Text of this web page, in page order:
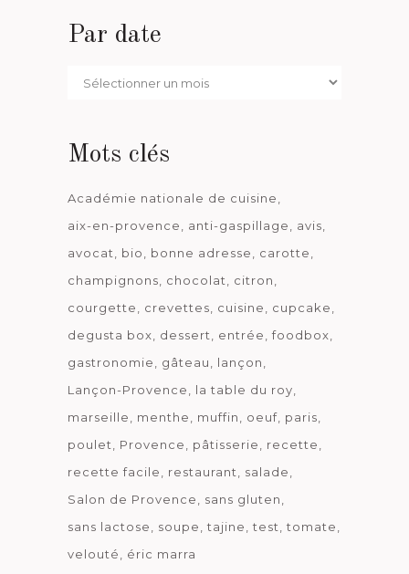
Par date
Par
Mots clés
Académie nationale de cuisine
aix-en-provence
anti-gaspillage
avis
avocat
bio bonne adresse
carotte
champignons
chocolat
citron
courgette
crevettes cuisine
cupcake
degusta box
dessert entrée
foodbox
gastronomie
gâteau
lançon
Lançon-Provence
la table du roy
marseille
menthe muffin oeuf paris
poulet
Provence pâtisserie
recette
recette facile
restaurant
salade
Salon de Provence
sans gluten
sans lactose
soupe tajine test
tomate
velouté
éric marra